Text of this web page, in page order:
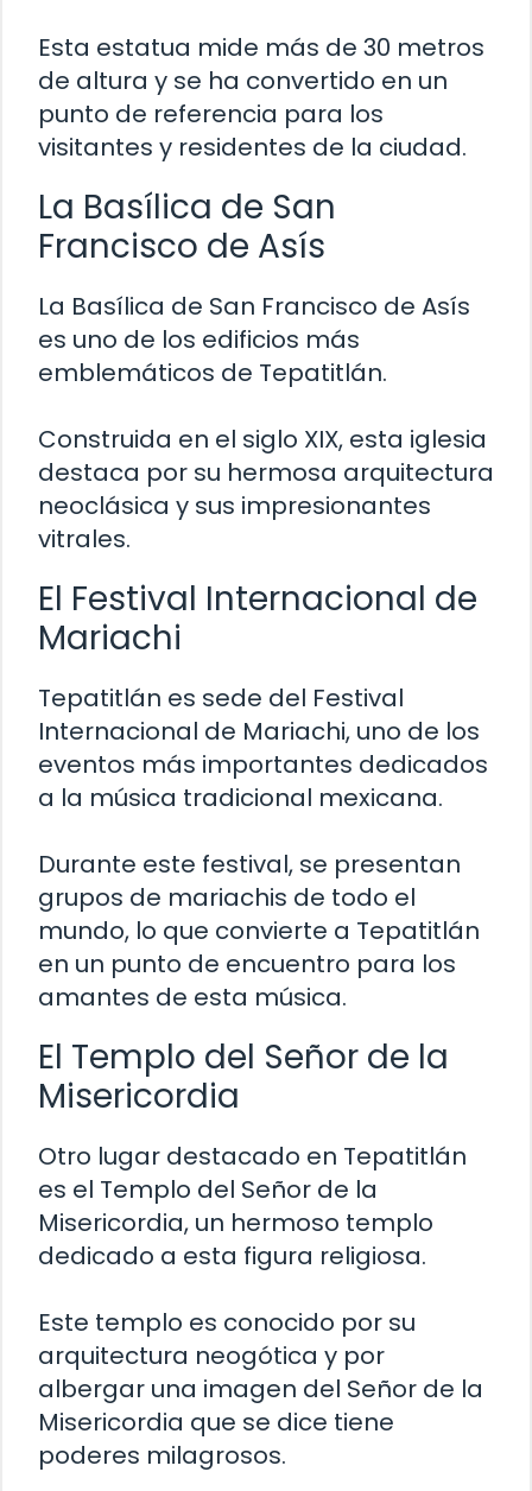
Esta estatua mide más de 30 metros
de altura y se ha convertido en un
punto de referencia para los
visitantes y residentes de la ciudad.
La Basílica de San
Francisco de Asís
La Basílica de San Francisco de Asís
es uno de los edificios más
emblemáticos de Tepatitlán.
Construida en el siglo XIX, esta iglesia
destaca por su hermosa arquitectura
neoclásica y sus impresionantes
vitrales.
El Festival Internacional de
Mariachi
Tepatitlán es sede del Festival
Internacional de Mariachi, uno de los
eventos más importantes dedicados
a la música tradicional mexicana.
Durante este festival, se presentan
grupos de mariachis de todo el
mundo, lo que convierte a Tepatitlán
en un punto de encuentro para los
amantes de esta música.
El Templo del Señor de la
Misericordia
Otro lugar destacado en Tepatitlán
es el Templo del Señor de la
Misericordia, un hermoso templo
dedicado a esta figura religiosa.
Este templo es conocido por su
arquitectura neogótica y por
albergar una imagen del Señor de la
Misericordia que se dice tiene
poderes milagrosos.